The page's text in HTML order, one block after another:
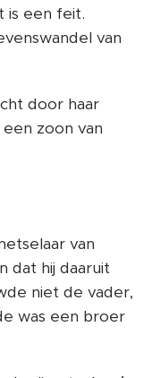
is een feit.
van
door haar
zoon van
van
dat hij daaruit
niet de vader,
was een broer